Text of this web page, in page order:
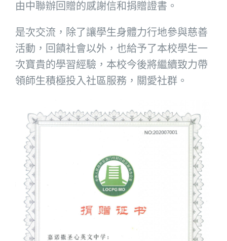
由中聯辦回贈的感謝信和捐贈證書。
是次交流，除了讓學生身體力行地參與慈善
活動，回饋社會以外，也給予了本校學生一
次寶貴的學習經驗，本校今後將繼續致力帶
領師生積極投入社區服務，關愛社群。